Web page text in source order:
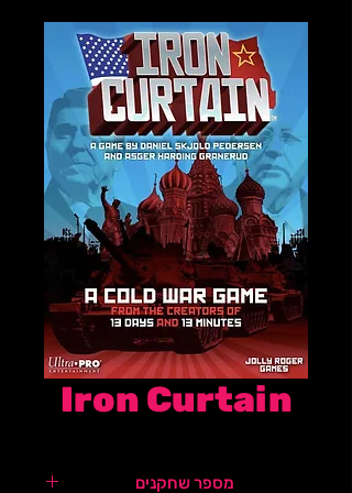
Iron Curtain
מספר שחקנים